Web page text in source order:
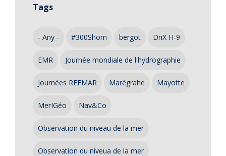
Tags
- Any - #300Shom bergot DriX H-9
EMR Journée mondiale de l'hydrographie
Journées REFMAR Marégrahe Mayotte
MerIGéo Nav&Co
Observation du niveau de la mer
Observation du niveua de la mer